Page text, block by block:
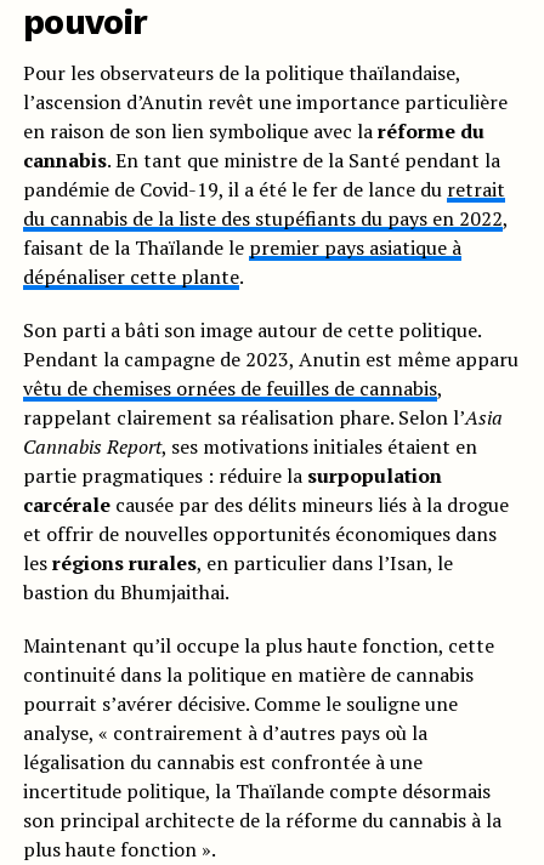
pouvoir
Pour les observateurs de la politique thaïlandaise,
l’ascension d’Anutin revêt une importance particulière
en raison de son lien symbolique avec laréforme du
cannabis. En tant que ministre de la Santé pendant la
pandémie de Covid-19, il a été le fer de lance du retrait
du cannabis de la liste des stupéfiants du pays en 2022,
faisant de la Thaïlande le premier pays asiatique à
dépénaliser cette plante.
Son parti a bâti son image autour de cette politique.
Pendant la campagne de 2023, Anutin est même apparu
vêtu de chemises ornées de feuilles de cannabis,
rappelant clairement sa réalisation phare. Selon l’Asia
Cannabis Report, ses motivations initiales étaient en
partie pragmatiques : réduire la surpopulation
carcéralecausée par des délits mineurs liés à la drogue
et offrir de nouvelles opportunités économiques dans
lesrégions rurales, en particulier dans l’Isan, le
bastion du Bhumjaithai.
Maintenant qu’il occupe la plus haute fonction, cette
continuité dans la politique en matière de cannabis
pourrait s’avérer décisive. Comme le souligne une
analyse, « contrairement à d’autres pays où la
légalisation du cannabis est confrontée à une
incertitude politique, la Thaïlande compte désormais
son principal architecte de la réforme du cannabis à la
plus haute fonction ».